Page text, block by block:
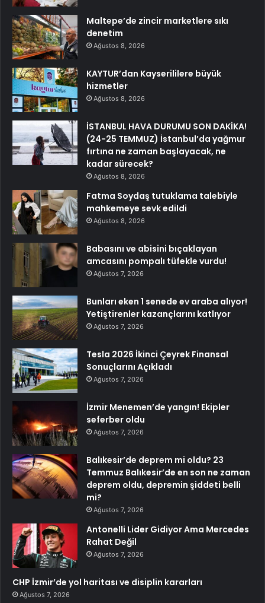
Maltepe’de zincir marketlere sıkı
denetim
Ağustos 8, 2026
KAYTUR’dan Kayserililere büyük
hizmetler
Ağustos 8, 2026
İSTANBUL HAVA DURUMU SON DAKİKA!
(24-25 TEMMUZ) İstanbul’da yağmur
fırtına ne zaman başlayacak, ne
kadar sürecek?
Ağustos 8, 2026
Fatma Soydaş tutuklama talebiyle
mahkemeye sevk edildi
Ağustos 8, 2026
Babasını ve abisini bıçaklayan
amcasını pompalı tüfekle vurdu!
Ağustos 7, 2026
Bunları eken 1 senede ev araba alıyor!
Yetiştirenler kazançlarını katlıyor
Ağustos 7, 2026
Tesla 2026 İkinci Çeyrek Finansal
Sonuçlarını Açıkladı
Ağustos 7, 2026
İzmir Menemen’de yangın! Ekipler
seferber oldu
Ağustos 7, 2026
Balıkesir’de deprem mi oldu? 23
Temmuz Balıkesir’de en son ne zaman
deprem oldu, depremin şiddeti belli
mi?
Ağustos 7, 2026
Antonelli Lider Gidiyor Ama Mercedes
Rahat Değil
Ağustos 7, 2026
CHP İzmir’de yol haritası ve disiplin kararları
Ağustos 7, 2026